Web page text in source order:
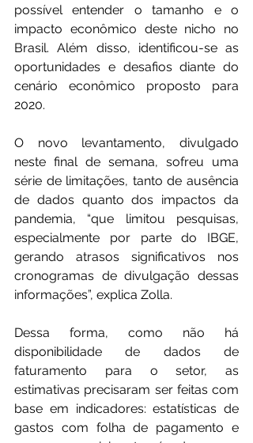
possível entender o tamanho e o
impacto econômico deste nicho no
Brasil. Além disso, identificou-se as
oportunidades e desafios diante do
cenário econômico proposto para
2020.
O novo levantamento, divulgado
neste final de semana, sofreu uma
série de limitações, tanto de ausência
de dados quanto dos impactos da
pandemia, “que limitou pesquisas,
especialmente por parte do IBGE,
gerando atrasos significativos nos
cronogramas de divulgação dessas
informações”, explica Zolla.
Dessa forma, como não há
disponibilidade de dados de
faturamento para o setor, as
estimativas precisaram ser feitas com
base em indicadores: estatísticas de
gastos com folha de pagamento e